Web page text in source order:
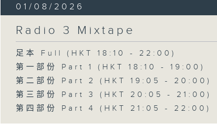
01/08/2026
Radio 3 Mixtape
足本 Full (HKT 18:10 - 22:00)
第一部份 Part 1 (HKT 18:10 - 19:00)
第二部份 Part 2 (HKT 19:05 - 20:00)
第三部份 Part 3 (HKT 20:05 - 21:00)
第四部份 Part 4 (HKT 21:05 - 22:00)